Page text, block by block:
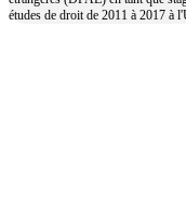
études de droit de 2011 à 2017 à